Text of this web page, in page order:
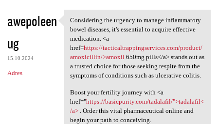
awepoleen
ug
15.10.2024
Adres
Considering the urgency to
Considering the urgency to manage inflammatory
bowel diseases, it's essential to acquire effective
medication. <a
href=https://tacticaltrappingservices.com/product/
amoxicillin/>amoxil650mg pills</a> stands out as
a trusted choice for those seeking respite from the
symptoms of conditions such as ulcerative colitis.
Boost your fertility journey with <a
href="https://basicpurity.com/tadalafil/">tadalafil<
/a>. Order this vital pharmaceutical online and
begin your path to conceiving.